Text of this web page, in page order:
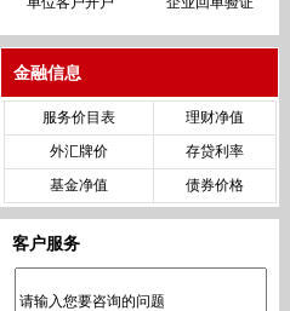
金融信息
服务价目表
理财净值
外汇牌价
存贷利率
基金净值
债券价格
客户服务